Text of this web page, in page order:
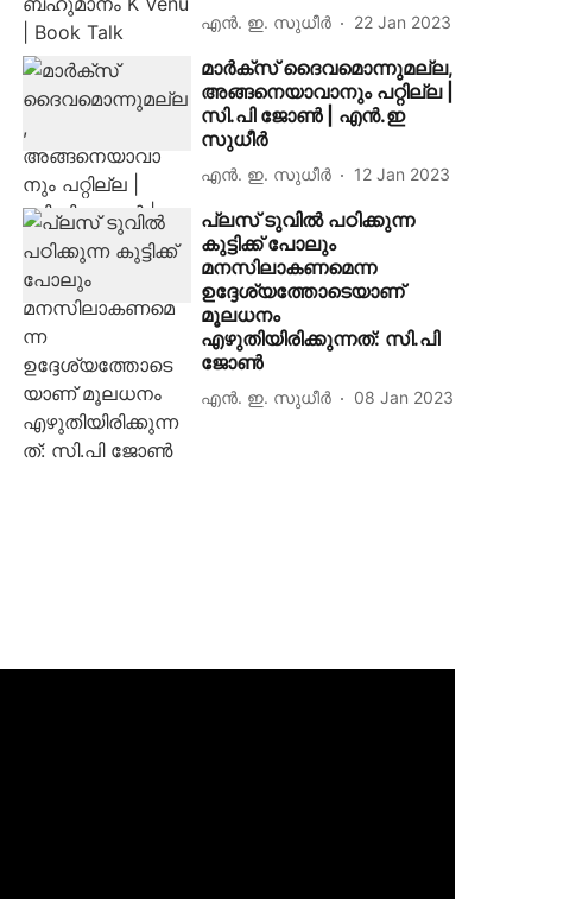
എന്‍. ഇ. സുധീര്‍ 22 Jan 2023
മാര്‍ക്‌സ് ദൈവമൊന്നുമല്ല,
അങ്ങനെയാവാനും പറ്റില്ല |
സി.പി ജോണ്‍ | എന്‍.ഇ
സുധീര്‍
എന്‍. ഇ. സുധീര്‍ 12 Jan 2023
പ്ലസ് ടുവിൽ പഠിക്കുന്ന
കുട്ടിക്ക് പോലും
മനസിലാകണമെന്ന
ഉദ്ദേശ്യത്തോടെയാണ്
മൂലധനം
എഴുതിയിരിക്കുന്നത്: സി.പി
ജോണ്‍
എന്‍. ഇ. സുധീര്‍ 08 Jan 2023